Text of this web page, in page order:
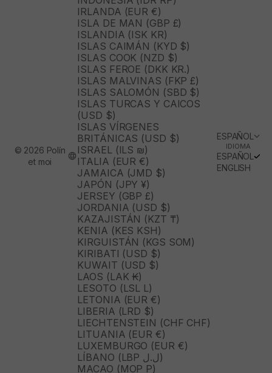
IRLANDA (EUR €)
ISLA DE MAN (GBP £)
ISLANDIA (ISK KR)
ISLAS CAIMÁN (KYD $)
ISLAS COOK (NZD $)
ISLAS FEROE (DKK KR.)
ISLAS MALVINAS (FKP £)
ISLAS SALOMÓN (SBD $)
ISLAS TURCAS Y CAICOS
(USD $)
ISLAS VÍRGENES
BRITÁNICAS (USD $)
ISRAEL (ILS ₪)
ITALIA (EUR €)
JAMAICA (JMD $)
JAPÓN (JPY ¥)
JERSEY (GBP £)
JORDANIA (USD $)
KAZAJISTÁN (KZT ₸)
KENIA (KES KSH)
KIRGUISTÁN (KGS SOM)
KIRIBATI (USD $)
KUWAIT (USD $)
LAOS (LAK ₭)
LESOTO (LSL L)
LETONIA (EUR €)
LIBERIA (LRD $)
LIECHTENSTEIN (CHF CHF)
LITUANIA (EUR €)
LUXEMBURGO (EUR €)
LÍBANO (LBP ل.ل)
MACAO (MOP P)
ESPAÑOL
IDIOMA
ESPAÑOL
ENGLISH
© 2026 Polín
et moi